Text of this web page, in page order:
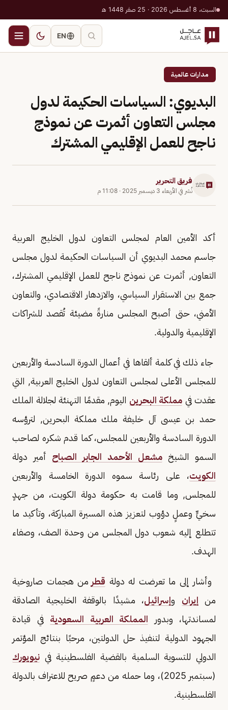
السبت، 8 أغسطس 2026 · 25 صفر 1448 هـ
EN
مدارات عالمية
البديوي: السياسات الحكيمة لدول
مجلس التعاون أثمرت عن نموذج
ناجح للعمل الإقليمي المشترك
فريق التحرير
نُشر في الأربعاء 3 ديسمبر 2025 · 11:08 م
أكد الأمين العام لمجلس التعاون لدول الخليج العربية
جاسم محمد البديوي أن السياسات الحكيمة لدول مجلس
التعاون, أثمرت عن نموذج ناجح للعمل الإقليمي المشترك،
جمع بين الاستقرار السياسي، والازدهار الاقتصادي، والتعاون
الأمني، حتى أصبح المجلس منارةً مضيئة تُقصد للشراكات
الإقليمية والدولية.
جاء ذلك في كلمة ألقاها في أعمال الدورة السادسة والأربعين
للمجلس الأعلى لمجلس التعاون لدول الخليج العربية, التي
عقدت في مملكة البحرين اليوم, مقدمًا التهنئة لجلالة الملك
حمد بن عيسى آل خليفة ملك مملكة البحرين, لترؤسه
الدورة السادسة والأربعين للمجلس، كما قدم شكره لصاحب
السمو الشيخمشعل الأحمد الجابر الصباح أمير دولة
الكويت، على رئاسة سموه الدورة الخامسة والأربعين
للمجلس, وما قامت به حكومة دولة الكويت، من جهدٍ
سخيٍّ وعملٍ دؤوب لتعزيز هذه المسيرة المباركة، وتأكيد ما
تتطلع إليه شعوب دول المجلس من وحدة الصف، وصفاء
الهدف.
وأشار إلى ما تعرضت له دولة قطر من هجمات صاروخية
من إيران وإسرائيل، مشيدًا بالوقفة الخليجية الصادقة
لمساندتها، وبدور المملكة العربية السعودية في قيادة
الجهود الدولية لتنفيذ حل الدولتين، مرحبًا بنتائج المؤتمر
الدولي للتسوية السلمية بالقضية الفلسطينية في نيويورك
(سبتمبر 2025)، وما حمله من دعمٍ صريح للاعتراف بالدولة
الفلسطينية.